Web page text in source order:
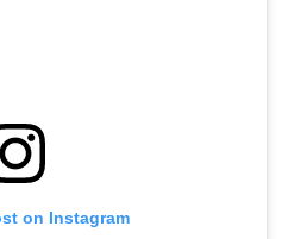
on Instagram